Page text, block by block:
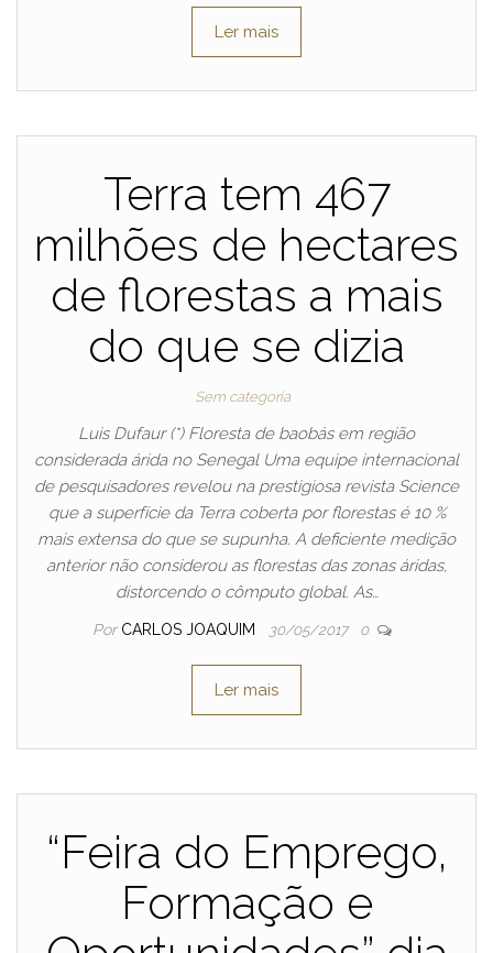
Ler mais
Terra tem 467
milhões de hectares
de florestas a mais
do que se dizia
Sem categoria
Luis Dufaur (*) Floresta de baobás em região
considerada árida no Senegal Uma equipe internacional
de pesquisadores revelou na prestigiosa revista Science
que a superfície da Terra coberta por florestas é 10 %
mais extensa do que se supunha. A deficiente medição
anterior não considerou as florestas das zonas áridas,
distorcendo o cômputo global. As…
Por CARLOS JOAQUIM 30/05/2017 0
Ler mais
“Feira do Emprego,
Formação e